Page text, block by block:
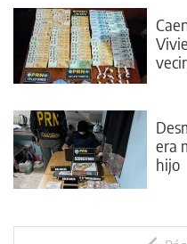
era
hijo